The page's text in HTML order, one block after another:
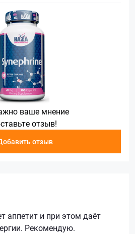
ваше мнение
отзыв!
отзыв
аппетит и при этом даёт
Рекомендую.